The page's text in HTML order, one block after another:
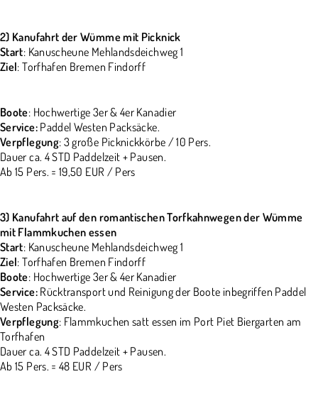
2) Kanufahrt der Wümme mit Picknick
Start: Kanuscheune Mehlandsdeichweg 1
Ziel: Torfhafen Bremen Findorff
Boote: Hochwertige 3er & 4er Kanadier
Service:Paddel Westen Packsäcke.
Verpflegung: 3 große Picknickkörbe / 10 Pers.
Dauer ca. 4 STD Paddelzeit + Pausen.
Ab 15 Pers. = 19,50 EUR / Pers
3) Kanufahrt auf den romantischen Torfkahnwegen der Wümme
mit Flammkuchen essen
Start: Kanuscheune Mehlandsdeichweg 1
Ziel: Torfhafen Bremen Findorff
Boote: Hochwertige 3er & 4er Kanadier
Service:Rücktransport und Reinigung der Boote inbegriffen Paddel
Westen Packsäcke.
Verpflegung: Flammkuchen satt essen im Port Piet Biergarten am
Torfhafen
Dauer ca. 4 STD Paddelzeit + Pausen.
Ab 15 Pers. = 48 EUR / Pers